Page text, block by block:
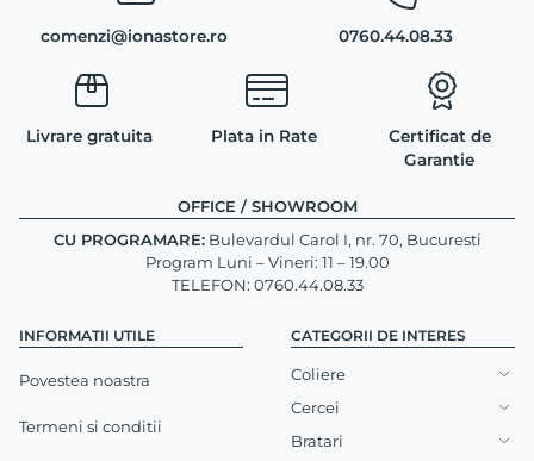
comenzi@ionastore.ro 0760.44.08.33
Livrare gratuita Plata in Rate
Certificat de
Garantie
INFORMATII UTILE
Povestea noastra
Termeni si conditii
OFFICE / SHOWROOM
CU PROGRAMARE:Bulevardul Carol I, nr. 70, Bucuresti
Program Luni – Vineri: 11 – 19.00
TELEFON: 0760.44.08.33
CATEGORII DE INTERES
Coliere
Cercei
Bratari